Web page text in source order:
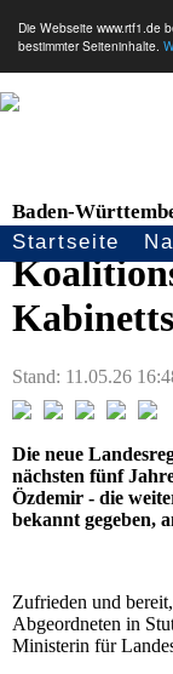
Die Webseite www.rtf1.de
bestimmter Seiteninhalte.
Startseite
Baden-
Stand: 11.05.26
Die neue
nächsten fünf
Özdemir - die
bekannt gegeben,
Zufrieden und
Abgeordneten in
Ministerin für